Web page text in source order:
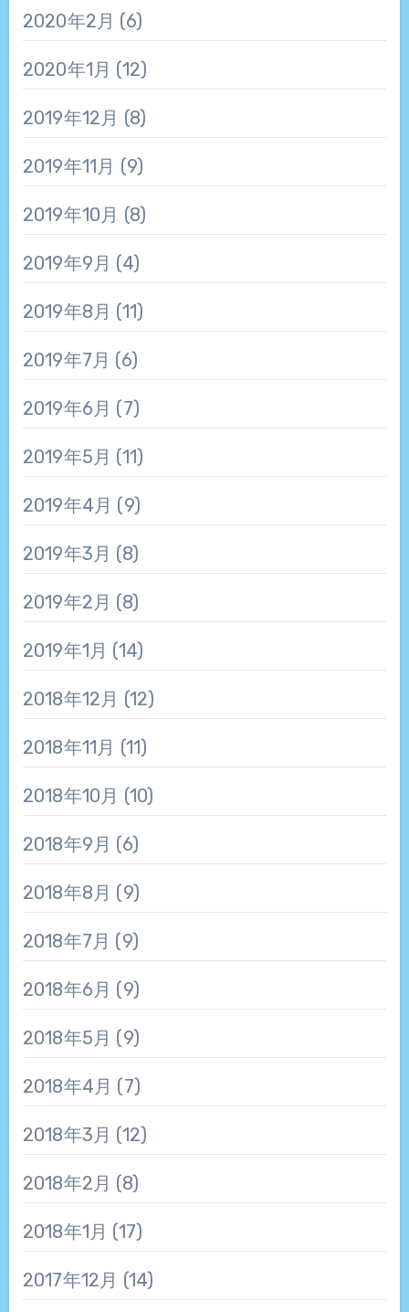
2020年2月 (6)
2020年1月 (12)
2019年12月 (8)
2019年11月 (9)
2019年10月 (8)
2019年9月 (4)
2019年8月 (11)
2019年7月 (6)
2019年6月 (7)
2019年5月 (11)
2019年4月 (9)
2019年3月 (8)
2019年2月 (8)
2019年1月 (14)
2018年12月 (12)
2018年11月 (11)
2018年10月 (10)
2018年9月 (6)
2018年8月 (9)
2018年7月 (9)
2018年6月 (9)
2018年5月 (9)
2018年4月 (7)
2018年3月 (12)
2018年2月 (8)
2018年1月 (17)
2017年12月 (14)